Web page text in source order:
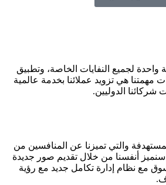
واحدة لجميع النفايات الخاصة، وتطبيق
مهمتنا هي تزويد عملائنا بخدمة عالمية
شركائنا الدوليين.
والتي تميزنا عن المنافسين من
سنميز أنفسنا من خلال تقديم صور جديدة
مع نظام إدارة تكامل جديد مع رؤية